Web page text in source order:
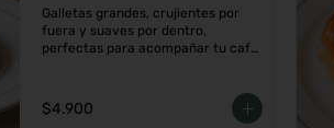
Galletas grandes, crujientes por
fuera y suaves por dentro,
perfectas para acompañar tu café
$4.900